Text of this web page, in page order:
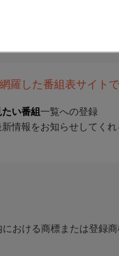
羅した番組表サイトで
たい番組 一覧への登録
情報をお知らせしてくれ
おける商標または登録商